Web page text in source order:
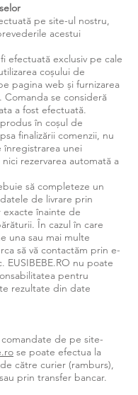
pe site-ul nostru,
acestui
efectuată exclusiv pe cale
coșului de
pagina web și furnizarea
se consideră
a fost efectuată.
în coșul de
finalizării comenzii, nu
înregistrarea unei
rezervarea automată a
să completeze un
de livrare prin
înainte de
În cazul în care
una sau mai multe
să vă contactăm prin e-
EUSIBEBE.RO nu poate
pentru
rezultate din date
de pe site-
se poate efectua la
către curier (ramburs),
prin transfer bancar.